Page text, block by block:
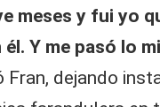
meses y fui yo
Y me pasó lo
Fran, dejando